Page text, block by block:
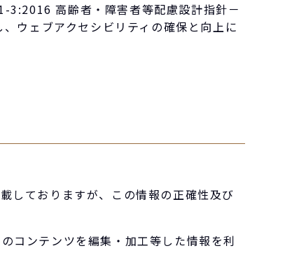
3:2016 高齢者・障害者等配慮設計指針－
ウェブアクセシビリティの確保と向上に
しておりますが、この情報の正確性及び
コンテンツを編集・加工等した情報を利